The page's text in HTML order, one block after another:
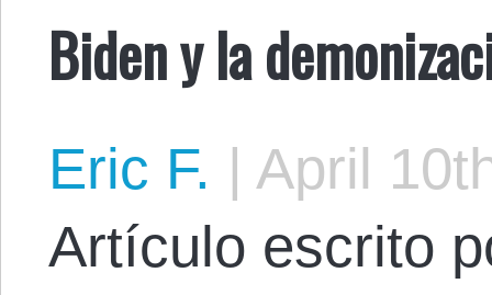
Biden y la
Eric F. | April
Artículo escrito